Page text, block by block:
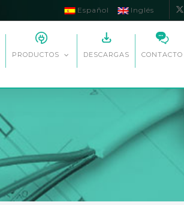
x-
Español Inglés
PRODUCTOS DESCARGAS CONTACTO